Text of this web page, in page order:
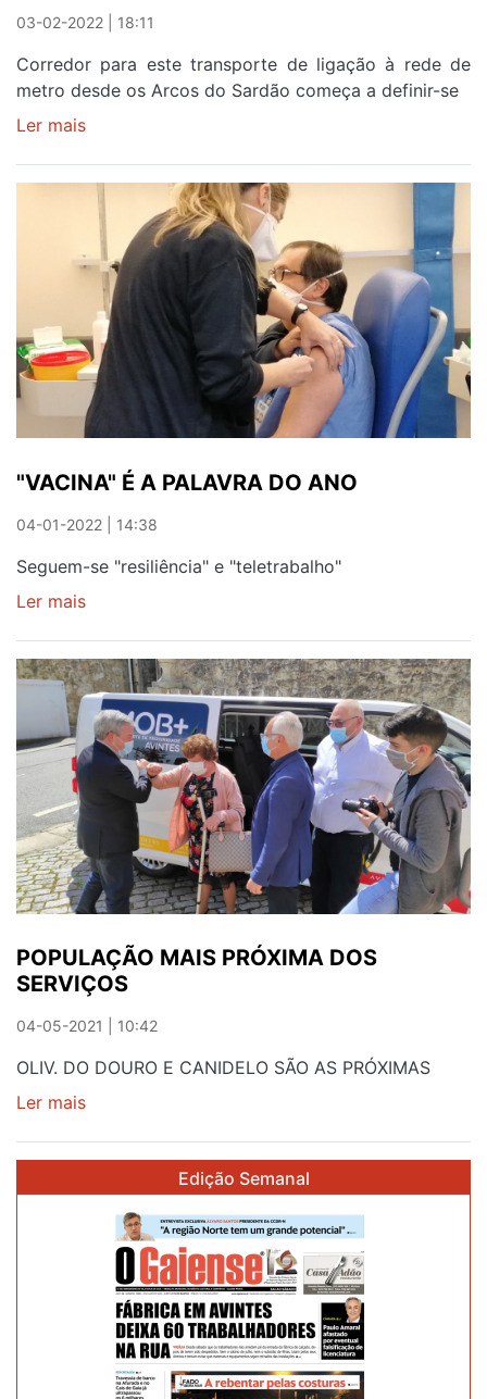
03-02-2022 | 18:11
Corredor para este transporte de ligação à rede de
metro desde os Arcos do Sardão começa a definir-se
Ler mais
PROGRIDE
FORÇA
AVENIDA
VASCO
DA
GAMA
"VACINA" É A PALAVRA DO ANO
04-01-2022 | 14:38
Seguem-se "resiliência" e "teletrabalho"
Ler mais
A
PALAVRA
DO
ANO
POPULAÇÃO MAIS PRÓXIMA DOS
SERVIÇOS
04-05-2021 | 10:42
OLIV. DO DOURO E CANIDELO SÃO AS PRÓXIMAS
Ler mais
MAIS
SERVIÇOS
Edição Semanal